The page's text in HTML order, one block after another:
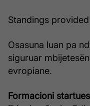
Standings
Osasuna luan pa
siguruar
evropiane.
Formacioni